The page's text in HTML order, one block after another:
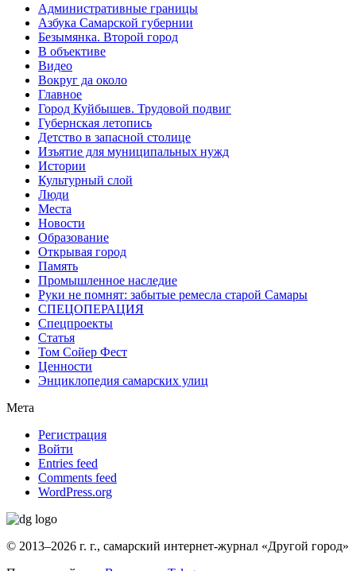
Административные границы
Азбука Самарской губернии
Безымянка. Второй город
В объективе
Видео
Вокруг да около
Главное
Город Куйбышев. Трудовой подвиг
Губернская летопись
Детство в запасной столице
Изъятие для муниципальных нужд
Истории
Культурный слой
Люди
Места
Новости
Образование
Открывая город
Память
Промышленное наследие
Руки не помнят: забытые ремесла старой Самары
СПЕЦОПЕРАЦИЯ
Спецпроекты
Статья
Том Сойер Фест
Ценности
Энциклопедия самарских улиц
Мета
Регистрация
Войти
Entries feed
Comments feed
WordPress.org
© 2013–2026 г. г., самарский интернет-журнал «Другой город»